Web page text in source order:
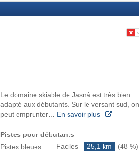
Le domaine skiable de Jasná est très bien
adapté aux débutants. Sur le versant sud, on
peut emprunter… En savoir plus
Pistes pour débutants
Pistes bleues
Faciles 25,1 km
(48 %)